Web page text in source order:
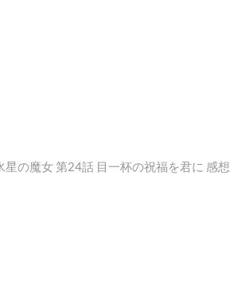
星の魔女 第24話 目一杯の祝福を君に 感想